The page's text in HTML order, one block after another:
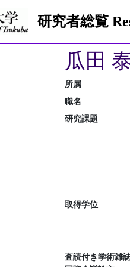
研究者総覧
瓜田
所属
職名
研究課題
取得学位
査読付き学術雑